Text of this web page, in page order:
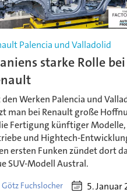
Palencia und Valladolid
starke Rolle bei
Werken Palencia und
man bei Renault große
Fertigung künftiger Modelle,
und Hightech-
ersten Funken zündet dort
SUV-Modell Austral.
Götz Fuchslocher 5. Januar